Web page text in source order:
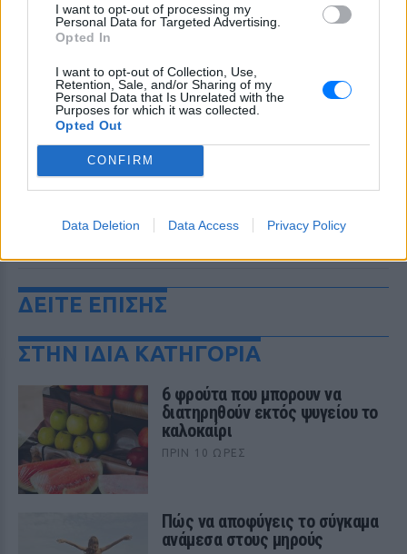
I want to opt-out of processing my
Personal Data for Targeted Advertising.
Opted In
I want to opt-out of Collection, Use,
Retention, Sale, and/or Sharing of my
Personal Data that Is Unrelated with the
Purposes for which it was collected.
Opted Out
CONFIRM
Data Deletion Data Access Privacy Policy
ΔΕΙΤΕ ΕΠΙΣΗΣ
ΣΤΗΝ ΙΔΙΑ ΚΑΤΗΓΟΡΙΑ
6 φρούτα που μπορουν να
διατηρηθούν εκτός ψυγείου το
καλοκαίρι
ΠΡΙΝ 10 ΏΡΕΣ
Πώς να αποφύγεις το σύγκαμα
ανάμεσα στους μηρούς